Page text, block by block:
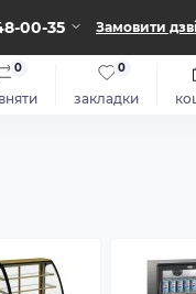
00-35 Замовити
0
закладки
0